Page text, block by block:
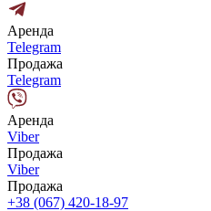
Аренда
Telegram
Продажа
Telegram
Аренда
Viber
Продажа
Viber
Продажа
+38 (067) 420-18-97